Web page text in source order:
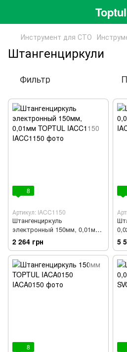
Toptul
Инструмент для СТО
Штангенциркули
Фильтр
8
Артикул: IACC1150
Штангенциркуль
электронный 150мм, 0,01мм
TOPTUL IACC1150
2 264 грн 5
8